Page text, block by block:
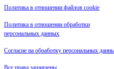
Политика в отношении файлов cookie
Политика в отношении обработки
персональных данных
Согласие на обработку персональных